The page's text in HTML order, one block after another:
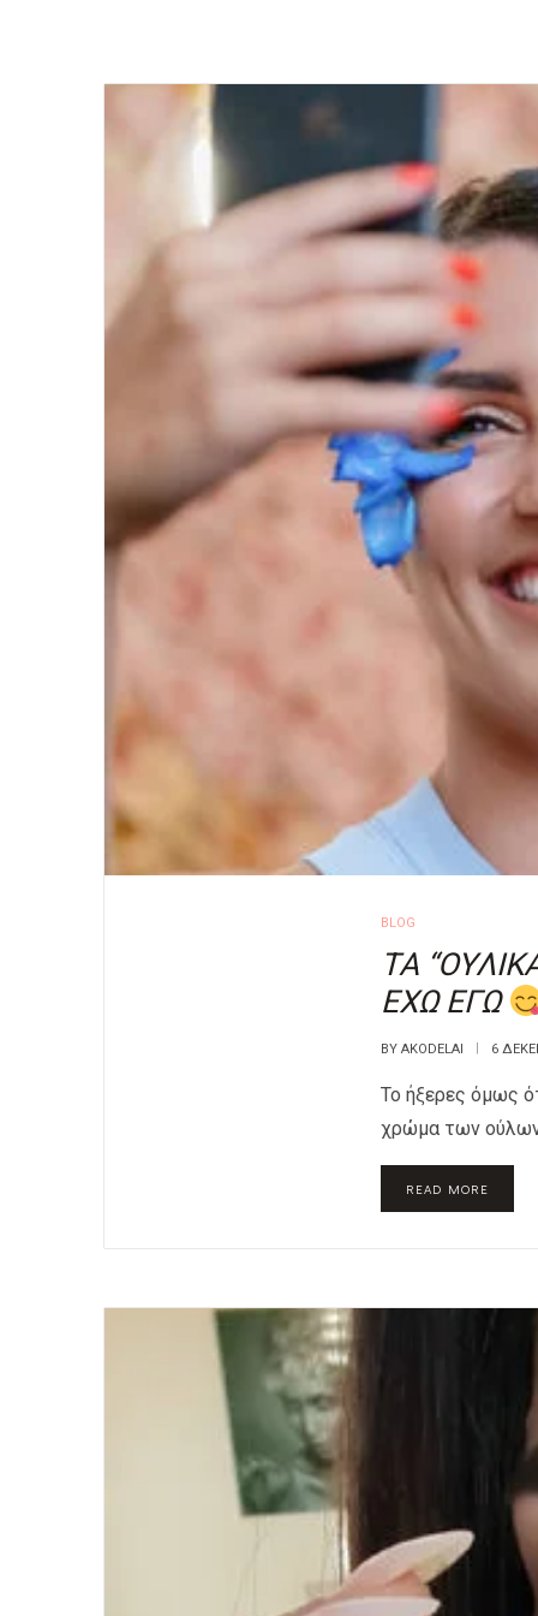
POSTED
BLOG
ΤΑ
ΕΧΩ ΕΓΩ
BY AKODELAI 6
Το ήξερες όμως
χρώμα των ούλων
READ MORE